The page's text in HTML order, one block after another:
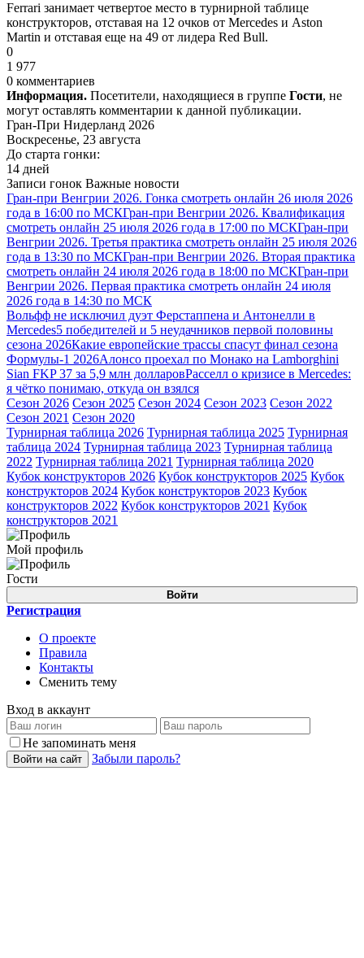
Ferrari занимает четвертое место в турнирной таблице
конструкторов, отставая на 12 очков от Mercedes и Aston
Martin и отставая еще на 49 от лидера Red Bull.
0
1 977
0 комментариев
Информация. Посетители, находящиеся в группе Гости, не
могут оставлять комментарии к данной публикации.
Гран-При Нидерланд 2026
Воскресенье, 23 августа
До старта гонки:
14 дней
Записи гонок Важные новости
Гран-при Венгрии 2026. Гонка смотреть онлайн 26 июля 2026
года в 16:00 по МСКГран-при Венгрии 2026. Квалификация
смотреть онлайн 25 июля 2026 года в 17:00 по МСКГран-при
Венгрии 2026. Третья практика смотреть онлайн 25 июля 2026
года в 13:30 по МСКГран-при Венгрии 2026. Вторая практика
смотреть онлайн 24 июля 2026 года в 18:00 по МСКГран-при
Венгрии 2026. Первая практика смотреть онлайн 24 июля
2026 года в 14:30 по МСК
Вольфф не исключил дуэт Ферстаппена и Антонелли в
Mercedes5 победителей и 5 неудачников первой половины
сезона 2026Какие европейские трассы спасут финал сезона
Формулы-1 2026Алонсо проехал по Монако на Lamborghini
Sian FKP 37 за 5,9 млн долларовРасселл о кризисе в Mercedes:
я чётко понимаю, откуда он взялся
Сезон 2026 Сезон 2025 Сезон 2024 Сезон 2023 Сезон 2022
Сезон 2021 Сезон 2020
Турнирная таблица 2026 Турнирная таблица 2025 Турнирная
таблица 2024 Турнирная таблица 2023 Турнирная таблица
2022 Турнирная таблица 2021 Турнирная таблица 2020
Кубок конструкторов 2026 Кубок конструкторов 2025 Кубок
конструкторов 2024 Кубок конструкторов 2023 Кубок
конструкторов 2022 Кубок конструкторов 2021 Кубок
конструкторов 2021
Мой профиль
Гости
Войти
Регистрация
О проекте
Правила
Контакты
Сменить тему
Вход в аккаунт
Не запоминать меня
Войти на сайт Забыли пароль?